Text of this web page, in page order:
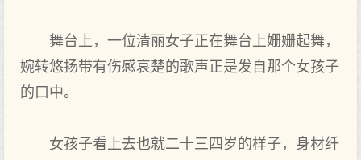
舞台上，一位清丽女子正在舞台上姗姗起舞，
婉转悠扬带有伤感哀楚的歌声正是发自那个女孩子
的口中。
女孩子看上去也就二十三四岁的样子，身材纤